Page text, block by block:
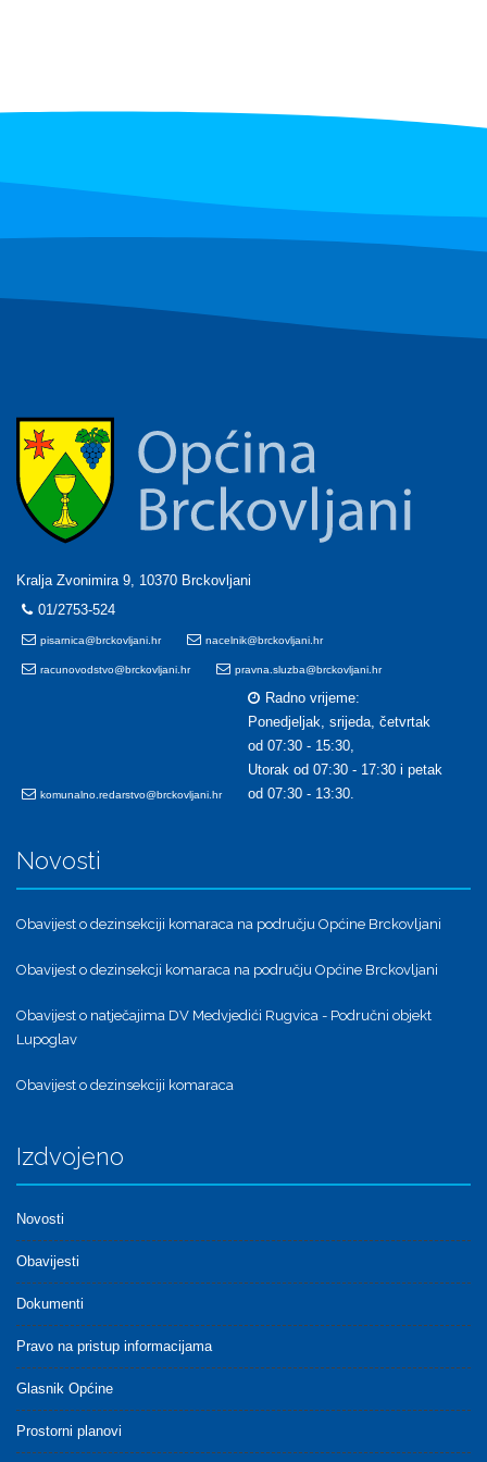
Kralja Zvonimira 9, 10370 Brckovljani
01/2753-524
pisarnica@brckovljani.hr nacelnik@brckovljani.hr
racunovodstvo@brckovljani.hr pravna.sluzba@brckovljani.hr
komunalno.redarstvo@brckovljani.hr
Radno vrijeme:
Ponedjeljak, srijeda, četvrtak
od 07:30 - 15:30,
Utorak od 07:30 - 17:30 i petak
od 07:30 - 13:30.
Novosti
Obavijest o dezinsekciji komaraca na području Općine Brckovljani
Obavijest o dezinsekcji komaraca na području Općine Brckovljani
Obavijest o natječajima DV Medvjedići Rugvica - Područni objekt
Lupoglav
Obavijest o dezinsekciji komaraca
Izdvojeno
Novosti
Obavijesti
Dokumenti
Pravo na pristup informacijama
Glasnik Općine
Prostorni planovi